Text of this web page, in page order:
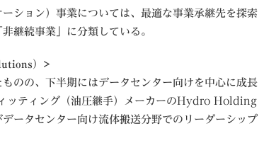
ション）事業については、最適な事業承継先を探索
継続事業」に分類している。
）>
のの、下半期にはデータセンター向けを中心に成長
ッティング（油圧継手）メーカーのHydro Holding
ータセンター向け流体搬送分野でのリーダーシップ